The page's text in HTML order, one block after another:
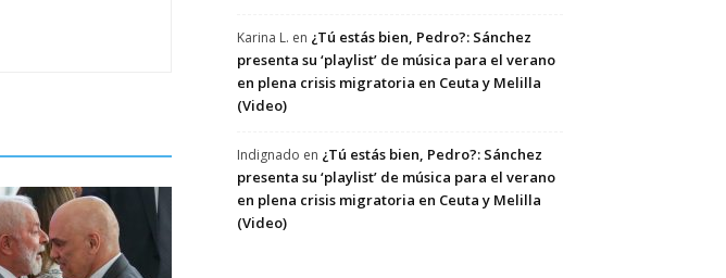
Karina L. en ¿Tú estás bien, Pedro?: Sánchez
presenta su ‘playlist’ de música para el verano
en plena crisis migratoria en Ceuta y Melilla
(Video)
Indignado en ¿Tú estás bien, Pedro?: Sánchez
presenta su ‘playlist’ de música para el verano
en plena crisis migratoria en Ceuta y Melilla
(Video)